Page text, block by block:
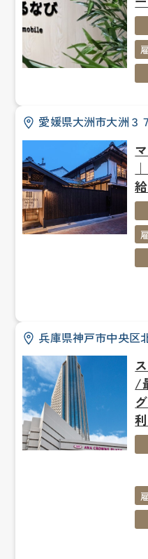
愛媛県大洲市大洲３
兵庫県神戸市中央区
/